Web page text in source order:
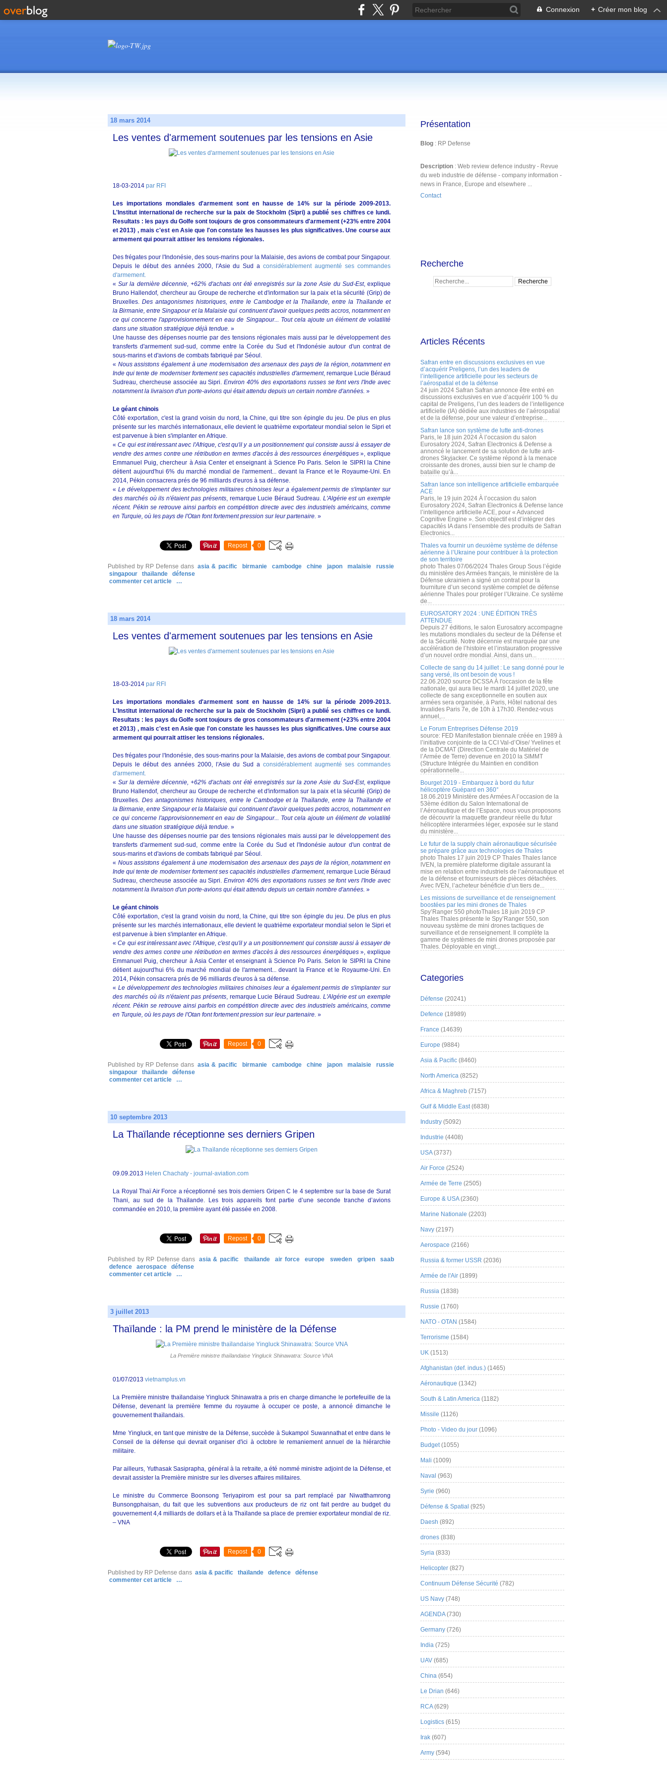
Connexion + Créer mon blog
18 mars 2014
Les ventes d'armement soutenues par les tensions en Asie
18-03-2014 par RFI
Les importations mondiales d'armement sont en hausse de 14% sur la période 2009-2013.
L'Institut international de recherche sur la paix de Stockholm (Sipri) a publié ses chiffres ce lundi.
Resultats : les pays du Golfe sont toujours de gros consommateurs d'armement (+23% entre 2004
et 2013) , mais c'est en Asie que l'on constate les hausses les plus significatives. Une course aux
armement qui pourrait attiser les tensions régionales.
Des frégates pour l'Indonésie, des sous-marins pour la Malaisie, des avions de combat pour Singapour.
Depuis le début des années 2000, l'Asie du Sud aconsidérablement augmenté ses commandes
d'armement.
«Sur la dernière décennie, +62% d'achats ont été enregistrés sur la zone Asie du Sud-Est, explique
Bruno Hallendof, chercheur au Groupe de recherche et d'information sur la paix et la sécurité (Grip) de
Bruxelles. Des antagonismes historiques, entre le Cambodge et la Thaïlande, entre la Thaïlande et
la Birmanie, entre Singapour et la Malaisie qui continuent d'avoir quelques petits accros, notamment en
ce qui concerne l'approvisionnement en eau de Singapour... Tout cela ajoute un élément de volatilité
dans une situation stratégique déjà tendue. »
Une hausse des dépenses nourrie par des tensions régionales mais aussi par le développement des
transferts d'armement sud-sud, comme entre la Corée du Sud et l'Indonésie autour d'un contrat de
sous-marins et d'avions de combats fabriqué par Séoul.
« Nous assistons également à une modernisation des arsenaux des pays de la région, notamment en
Inde qui tente de moderniser fortement ses capacités industrielles d'armement, remarque Lucie Béraud
Sudreau, chercheuse associée au Sipri.Environ 40% des exportations russes se font vers l'Inde avec
notamment la livraison d'un porte-avions qui était attendu depuis un certain nombre d'années. »
Le géant chinois
Côté exportation, c'est la grand voisin du nord, la Chine, qui titre son épingle du jeu. De plus en plus
présente sur les marchés internationaux, elle devient le quatrième exportateur mondial selon le Sipri et
est parvenue à bien s'implanter en Afrique.
« Ce qui est intéressant avec l'Afrique, c'est qu'il y a un positionnement qui consiste aussi à essayer de
vendre des armes contre une rétribution en termes d'accès à des ressources énergétiques», explique
Emmanuel Puig, chercheur à Asia Center et enseignant à Science Po Paris. Selon le SIPRI la Chine
détient aujourd'hui 6% du marché mondial de l'armement... devant la France et le Royaume-Uni. En
2014, Pékin consacrera prés de 96 milliards d'euros à sa défense.
« Le développement des technologies militaires chinoises leur a également permis de s'implanter sur
des marchés où ils n'étaient pas présents, remarque Lucie Béraud Sudreau. L'Algérie est un exemple
récent. Pékin se retrouve ainsi parfois en compétition directe avec des industriels américains, comme
en Turquie, où les pays de l'Otan font fortement pression sur leur partenaire. »
Repost 0
Published by RP Defense dans asia & pacific birmanie cambodge chine japon malaisie
russie
singapour
thaïlande
défense
commenter cet article
…
18 mars 2014
Les ventes d'armement soutenues par les tensions en Asie
18-03-2014 par RFI
Les importations mondiales d'armement sont en hausse de 14% sur la période 2009-2013.
L'Institut international de recherche sur la paix de Stockholm (Sipri) a publié ses chiffres ce lundi.
Resultats : les pays du Golfe sont toujours de gros consommateurs d'armement (+23% entre 2004
et 2013) , mais c'est en Asie que l'on constate les hausses les plus significatives. Une course aux
armement qui pourrait attiser les tensions régionales.
Des frégates pour l'Indonésie, des sous-marins pour la Malaisie, des avions de combat pour Singapour.
Depuis le début des années 2000, l'Asie du Sud aconsidérablement augmenté ses commandes
d'armement.
«Sur la dernière décennie, +62% d'achats ont été enregistrés sur la zone Asie du Sud-Est, explique
Bruno Hallendof, chercheur au Groupe de recherche et d'information sur la paix et la sécurité (Grip) de
Bruxelles. Des antagonismes historiques, entre le Cambodge et la Thaïlande, entre la Thaïlande et
la Birmanie, entre Singapour et la Malaisie qui continuent d'avoir quelques petits accros, notamment en
ce qui concerne l'approvisionnement en eau de Singapour... Tout cela ajoute un élément de volatilité
dans une situation stratégique déjà tendue. »
Une hausse des dépenses nourrie par des tensions régionales mais aussi par le développement des
transferts d'armement sud-sud, comme entre la Corée du Sud et l'Indonésie autour d'un contrat de
sous-marins et d'avions de combats fabriqué par Séoul.
« Nous assistons également à une modernisation des arsenaux des pays de la région, notamment en
Inde qui tente de moderniser fortement ses capacités industrielles d'armement, remarque Lucie Béraud
Sudreau, chercheuse associée au Sipri.Environ 40% des exportations russes se font vers l'Inde avec
notamment la livraison d'un porte-avions qui était attendu depuis un certain nombre d'années. »
Le géant chinois
Côté exportation, c'est la grand voisin du nord, la Chine, qui titre son épingle du jeu. De plus en plus
présente sur les marchés internationaux, elle devient le quatrième exportateur mondial selon le Sipri et
est parvenue à bien s'implanter en Afrique.
« Ce qui est intéressant avec l'Afrique, c'est qu'il y a un positionnement qui consiste aussi à essayer de
vendre des armes contre une rétribution en termes d'accès à des ressources énergétiques», explique
Emmanuel Puig, chercheur à Asia Center et enseignant à Science Po Paris. Selon le SIPRI la Chine
détient aujourd'hui 6% du marché mondial de l'armement... devant la France et le Royaume-Uni. En
2014, Pékin consacrera prés de 96 milliards d'euros à sa défense.
« Le développement des technologies militaires chinoises leur a également permis de s'implanter sur
des marchés où ils n'étaient pas présents, remarque Lucie Béraud Sudreau. L'Algérie est un exemple
récent. Pékin se retrouve ainsi parfois en compétition directe avec des industriels américains, comme
en Turquie, où les pays de l'Otan font fortement pression sur leur partenaire. »
Repost 0
Published by RP Defense dans asia & pacific birmanie cambodge chine japon malaisie
russie
singapour
thaïlande
défense
commenter cet article
…
10 septembre 2013
La Thaïlande réceptionne ses derniers Gripen
09.09.2013 Helen Chachaty - journal-aviation.com
La Royal Thaï Air Force a réceptionné ses trois derniers Gripen C le 4 septembre sur la base de Surat
Thani, au sud de la Thaïlande. Les trois appareils font partie d’une seconde tranche d’avions
commandée en 2010, la première ayant été passée en 2008.
Repost 0
Published by RP Defense dans asia & pacific thaïlande air force europe sweden gripen
saab
defence
aerospace
défense
commenter cet article
…
3 juillet 2013
Thaïlande : la PM prend le ministère de la Défense
La Première ministre thaïlandaise Yingluck Shinawatra: Source VNA
01/07/2013 vietnamplus.vn
La Première ministre thaïlandaise Yingluck Shinawatra a pris en charge dimanche le portefeuille de la
Défense, devenant la première femme du royaume à occuper ce poste, a annoncé dimanche le
gouvernement thaïlandais.
Mme Yingluck, en tant que ministre de la Défense, succède à Sukampol Suwannathat et entre dans le
Conseil de la défense qui devrait organiser d'ici à octobre le remaniement annuel de la hiérarchie
militaire.
Par ailleurs, Yuthasak Sasiprapha, général à la retraite, a été nommé ministre adjoint de la Défense, et
devrait assister la Première ministre sur les diverses affaires militaires.
Le ministre du Commerce Boonsong Teriyapirom est pour sa part remplacé par Niwatthamrong
Bunsongphaisan, du fait que les subventions aux producteurs de riz ont fait perdre au budget du
gouvernement 4,4 milliards de dollars et à la Thaïlande sa place de premier exportateur mondial de riz.
– VNA
Repost 0
Published by RP Defense dans asia & pacific thaïlande defence
défense
commenter cet article
…
Présentation
Blog : RP Defense
Description : Web review defence industry - Revue
du web industrie de défense - company information -
news in France, Europe and elsewhere ...
Contact
Recherche
Articles Récents
Safran entre en discussions exclusives en vue
d’acquérir Preligens, l’un des leaders de
l’intelligence artificielle pour les secteurs de
l’aérospatial et de la défense
24 juin 2024 Safran Safran annonce être entré en
discussions exclusives en vue d’acquérir 100 % du
capital de Preligens, l’un des leaders de l’intelligence
artificielle (IA) dédiée aux industries de l’aérospatial
et de la défense, pour une valeur d’entreprise...
Safran lance son système de lutte anti-drones
Paris, le 18 juin 2024 À l’occasion du salon
Eurosatory 2024, Safran Electronics & Defense a
annoncé le lancement de sa solution de lutte anti-
drones Skyjacker. Ce système répond à la menace
croissante des drones, aussi bien sur le champ de
bataille qu’à...
Safran lance son intelligence artificielle embarquée
ACE
Paris, le 19 juin 2024 À l’occasion du salon
Eurosatory 2024, Safran Electronics & Defense lance
l’intelligence artificielle ACE, pour « Advanced
Cognitive Engine ». Son objectif est d’intégrer des
capacités IA dans l’ensemble des produits de Safran
Electronics...
Thales va fournir un deuxième système de défense
aérienne à l’Ukraine pour contribuer à la protection
de son territoire
photo Thales 07/06/2024 Thales Group Sous l’égide
du ministère des Armées français, le ministère de la
Défense ukrainien a signé un contrat pour la
fourniture d’un second système complet de défense
aérienne Thales pour protéger l’Ukraine. Ce système
de...
EUROSATORY 2024 : UNE ÉDITION TRÈS
ATTENDUE
Depuis 27 éditions, le salon Eurosatory accompagne
les mutations mondiales du secteur de la Défense et
de la Sécurité. Notre décennie est marquée par une
accélération de l’histoire et l’instauration progressive
d’un nouvel ordre mondial. Ainsi, dans un...
Collecte de sang du 14 juillet : Le sang donné pour le
sang versé, ils ont besoin de vous !
22.06.2020 source DCSSA À l'occasion de la fête
nationale, qui aura lieu le mardi 14 juillet 2020, une
collecte de sang exceptionnelle en soutien aux
armées sera organisée, à Paris, Hôtel national des
Invalides Paris 7e, de 10h à 17h30. Rendez-vous
annuel,...
Le Forum Entreprises Défense 2019
source: FED Manifestation biennale créée en 1989 à
l’initiative conjointe de la CCI Val-d’Oise/ Yvelines et
de la DCMAT (Direction Centrale du Matériel de
l’Armée de Terre) devenue en 2010 la SIMMT
(Structure Intégrée du Maintien en condition
opérationnelle...
Bourget 2019 - Embarquez à bord du futur
hélicoptère Guépard en 360°
18.06.2019 Ministère des Armées A l’occasion de la
53ème édition du Salon International de
l’Aéronautique et de l’Espace, nous vous proposons
de découvrir la maquette grandeur réelle du futur
hélicoptère interarmées léger, exposée sur le stand
du ministère...
Le futur de la supply chain aéronautique sécurisée
se prépare grâce aux technologies de Thales
photo Thales 17 juin 2019 CP Thales Thales lance
IVEN, la première plateforme digitale assurant la
mise en relation entre industriels de l’aéronautique et
de la défense et fournisseurs de pièces détachées.
Avec IVEN, l’acheteur bénéficie d’un tiers de...
Les missions de surveillance et de renseignement
boostées par les mini drones de Thales
Spy’Ranger 550 photoThales 18 juin 2019 CP
Thales Thales présente le Spy’Ranger 550, son
nouveau système de mini drones tactiques de
surveillance et de renseignement. Il complète la
gamme de systèmes de mini drones proposée par
Thales. Déployable en vingt...
Categories
Défense (20241)
Defence (18989)
France (14639)
Europe (9884)
Asia & Pacific (8460)
North America (8252)
Africa & Maghreb (7157)
Gulf & Middle East(6838)
Industry (5092)
Industrie (4408)
USA(3737)
Air Force (2524)
Armée de Terre (2505)
Europe & USA(2360)
Marine Nationale (2203)
Navy (2197)
Aerospace (2166)
Russia & former USSR (2036)
Armée de l'Air (1899)
Russia (1838)
Russie (1760)
NATO - OTAN (1584)
Terrorisme (1584)
UK (1513)
Afghanistan (def. indus.) (1465)
Aéronautique (1342)
South & Latin America (1182)
Missile (1126)
Photo - Video du jour (1096)
Budget(1055)
Mali (1009)
Naval (963)
Syrie (960)
Défense & Spatial (925)
Daesh (892)
drones (838)
Syria (833)
Helicopter (827)
Continuum Défense Sécurité (782)
US Navy (748)
AGENDA(730)
Germany (726)
India (725)
UAV (685)
China (654)
Le Drian (646)
RCA(629)
Logistics (615)
Irak (607)
Army (594)